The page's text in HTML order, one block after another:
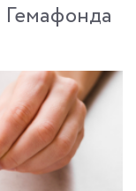
Гемафонда